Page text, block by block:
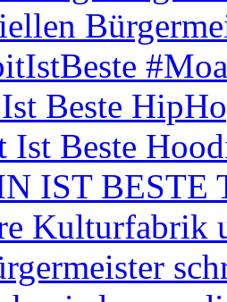
Beste
Ist Beste
IST BESTE
Kulturfabrik